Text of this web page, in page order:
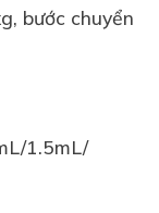
bước chuyển
1.5mL/